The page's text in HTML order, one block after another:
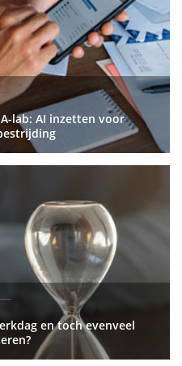
lab: AI inzetten voor
en toch evenveel